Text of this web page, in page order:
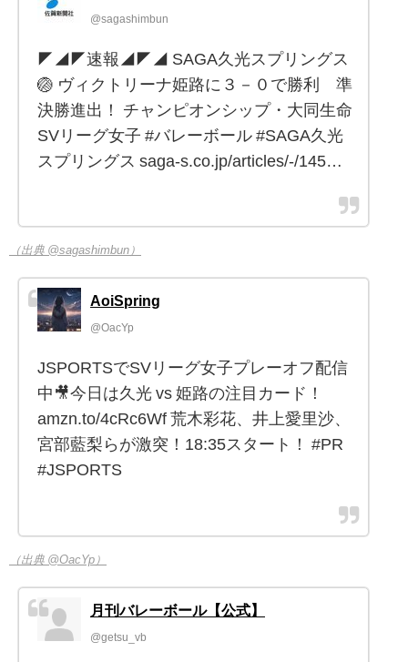
@sagashimbun
◤◢◤速報◢◤◢ SAGA久光スプリングス
🏐 ヴィクトリーナ姫路に３－０で勝利 準
決勝進出！ チャンピオンシップ・大同生命
SVリーグ女子 #バレーボール #SAGA久光
スプリングス saga-s.co.jp/articles/-/145…
（出典 @sagashimbun）
AoiSpring
@OacYp
JSPORTSでSVリーグ女子プレーオフ配信
中🎥今日は久光 vs 姫路の注目カード！
amzn.to/4cRc6Wf 荒木彩花、井上愛里沙、
宮部藍梨らが激突！18:35スタート！ #PR
#JSPORTS
（出典 @OacYp）
月刊バレーボール【公式】
@getsu_vb